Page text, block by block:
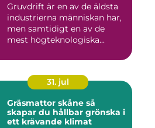
Gruvdrift är en av de äldsta
industrierna människan har,
men samtidigt en av de
mest högteknologiska...
31. jul
Gräsmattor skåne så
skapar du hållbar grönska i
ett krävande klimat